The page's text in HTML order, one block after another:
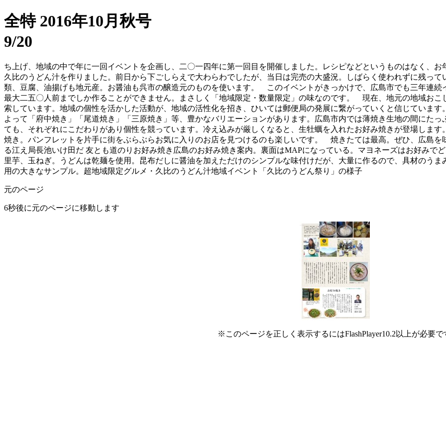
全特 2016年10月秋号
9/20
ち上げ、地域の中で年に一回イベントを企画し、二〇一四年に第一回目を開催しました。レシピなどというものはなく、
久比のうどん汁を作りました。前日から下ごしらえで大わらわでしたが、当日は完売の大盛況。しばらく使われずに残っ
類、豆腐、油揚げも地元産。お醤油も呉市の醸造元のものを使います。 このイベントがきっかけで、広島市でも三年連
最大二五〇人前までしか作ることができません。まさしく「地域限定・数量限定」の味なのです。 現在、地元の地域お
索しています。地域の個性を活かした活動が、地域の活性化を招き、ひいては郵便局の発展に繋がっていくと信じていま
よって「府中焼き」「尾道焼き」「三原焼き」等、豊かなバリエーションがあります。広島市内では薄焼き生地の間にた
ても、それぞれにこだわりがあり個性を競っています。冷え込みが厳しくなると、生牡蠣を入れたお好み焼きが登場しま
焼き。パンフレットを片手に街をぶらぶらお気に入りのお店を見つけるのも楽しいです。 焼きたては最高。ぜひ、広島を
る江え局長池いけ田だ 友とも道のりお好み焼き広島のお好み焼き案内。裏面はMAPになっている。マヨネーズはお好みで
里芋、玉ねぎ。うどんは乾麺を使用。昆布だしに醤油を加えただけのシンプルな味付けだが、大量に作るので、具材のう
用の大きなサンプル。超地域限定グルメ・久比のうどん汁地域イベント「久比のうどん祭り」の様子
元のページ
6秒後に元のページに移動します
※このページを正しく表示するにはFlashPlayer10.2以上が必要で